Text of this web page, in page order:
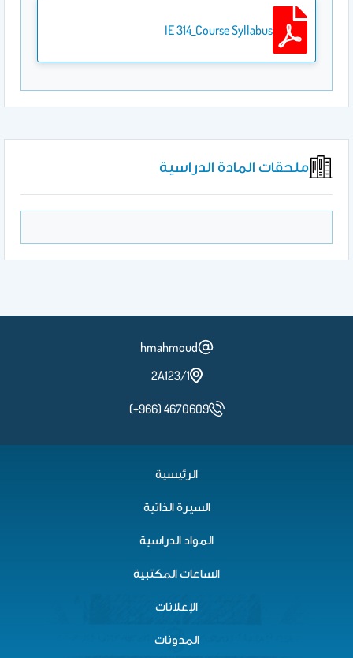
IE 314_Course Syllabus
ملحقات المادة الدراسية
hmahmoud
2A123/1
(+966) 4670609
الرئيسية
السيرة الذاتية
المواد الدراسية
الساعات المكتبية
الإعلانات
المدونات